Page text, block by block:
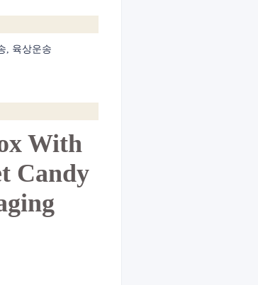
, 육상운송
With
Candy